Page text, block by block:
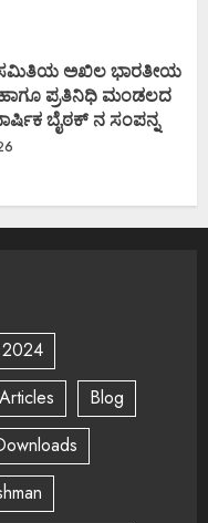
ಸಮಿತಿಯ ಅಖಿಲ ಭಾರತೀಯ
ಪ್ರತಿನಿಧಿ ಮಂಡಲದ
ಬೈಠಕ್ ನ ಸಂಪನ್ನ
Articles
Blog